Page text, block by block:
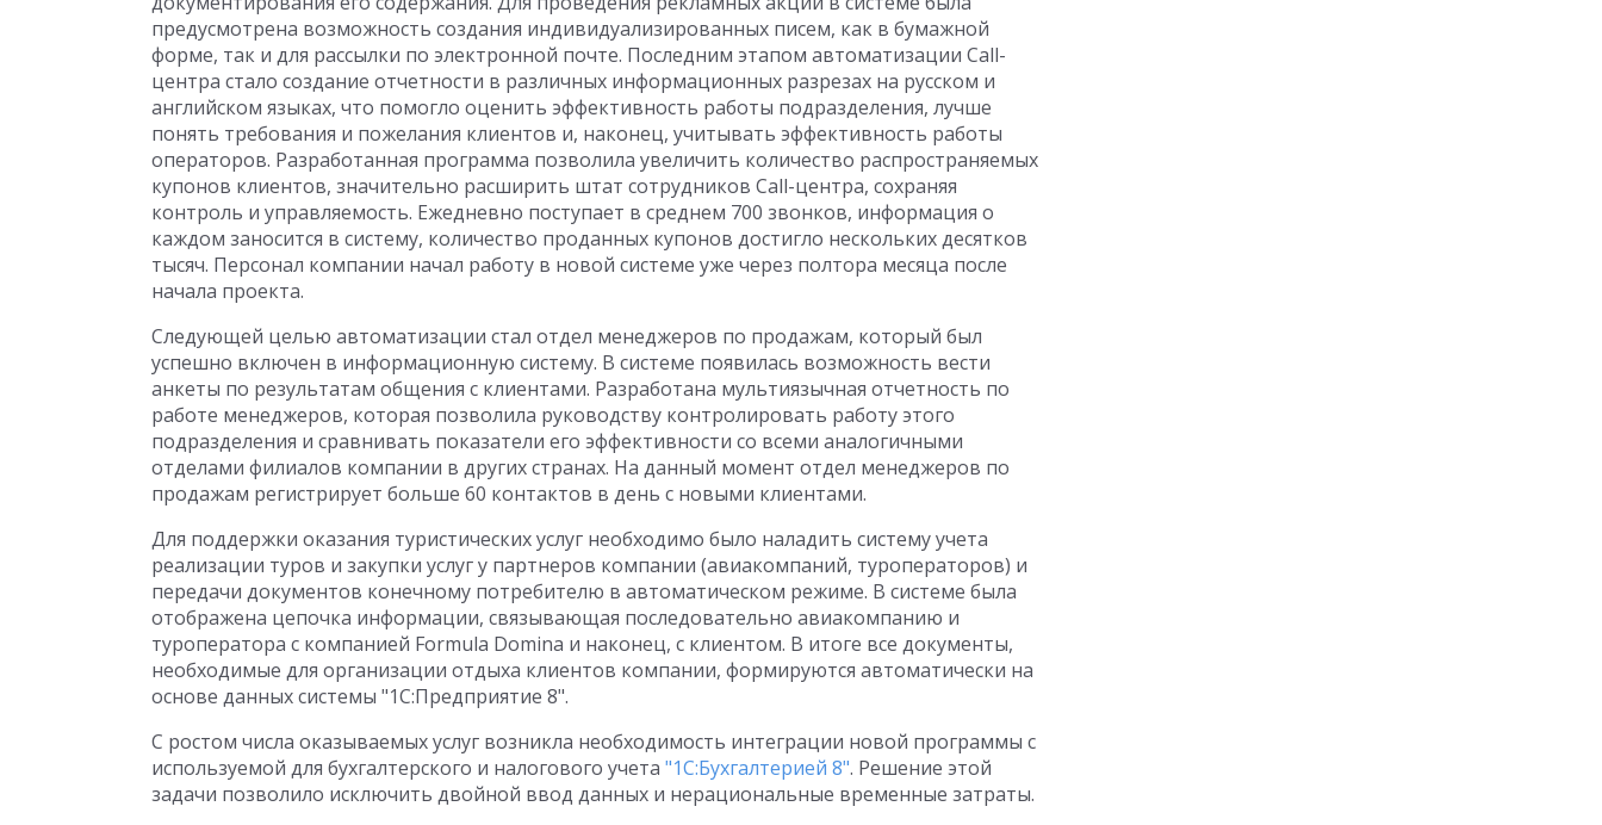
предусмотрена возможность создания индивидуализированных писем, как в бумажной
форме, так и для рассылки по электронной почте. Последним этапом автоматизации Call-
центра стало создание отчетности в различных информационных разрезах на русском и
английском языках, что помогло оценить эффективность работы подразделения, лучше
понять требования и пожелания клиентов и, наконец, учитывать эффективность работы
операторов. Разработанная программа позволила увеличить количество распространяемых
купонов клиентов, значительно расширить штат сотрудников Call-центра, сохраняя
контроль и управляемость. Ежедневно поступает в среднем 700 звонков, информация о
каждом заносится в систему, количество проданных купонов достигло нескольких десятков
тысяч. Персонал компании начал работу в новой системе уже через полтора месяца после
начала проекта.
Следующей целью автоматизации стал отдел менеджеров по продажам, который был
успешно включен в информационную систему. В системе появилась возможность вести
анкеты по результатам общения с клиентами. Разработана мультиязычная отчетность по
работе менеджеров, которая позволила руководству контролировать работу этого
подразделения и сравнивать показатели его эффективности со всеми аналогичными
отделами филиалов компании в других странах. На данный момент отдел менеджеров по
продажам регистрирует больше 60 контактов в день с новыми клиентами.
Для поддержки оказания туристических услуг необходимо было наладить систему учета
реализации туров и закупки услуг у партнеров компании (авиакомпаний, туроператоров) и
передачи документов конечному потребителю в автоматическом режиме. В системе была
отображена цепочка информации, связывающая последовательно авиакомпанию и
туроператора с компанией Formula Domina и наконец, с клиентом. В итоге все документы,
необходимые для организации отдыха клиентов компании, формируются автоматически на
основе данных системы "1С:Предприятие 8".
С ростом числа оказываемых услуг возникла необходимость интеграции новой программы с
используемой для бухгалтерского и налогового учета "1С:Бухгалтерией 8". Решение этой
задачи позволило исключить двойной ввод данных и нерациональные временные затраты.